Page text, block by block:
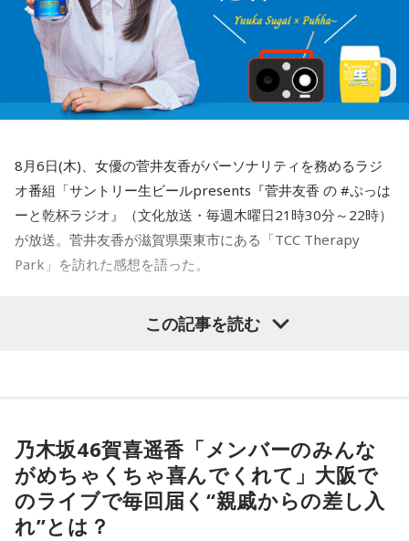
8月6日(木)、女優の菅井友香がパーソナリティを務めるラジ
オ番組「サントリー生ビールpresents『菅井友香 の #ぷっは
ーと乾杯ラジオ』（文化放送・毎週木曜日21時30分～22時）
が放送。菅井友香が滋賀県栗東市にある「TCC Therapy
Park」を訪れた感想を語った。
-「素晴らしい素敵な取り組み」-
TCC Therapy Parkは「馬を救い、人を助ける」をコンセプト
に、競走馬として活躍した後、ケガやさまざまな事情によっ
て引退を余儀なくされた馬たちの新たな居場所を提供する施
この記事を読む
乃木坂46賀喜遥香「メンバーのみんな
がめちゃくちゃ喜んでくれて」大阪で
のライブで毎回届く“親戚からの差し入
れ”とは？